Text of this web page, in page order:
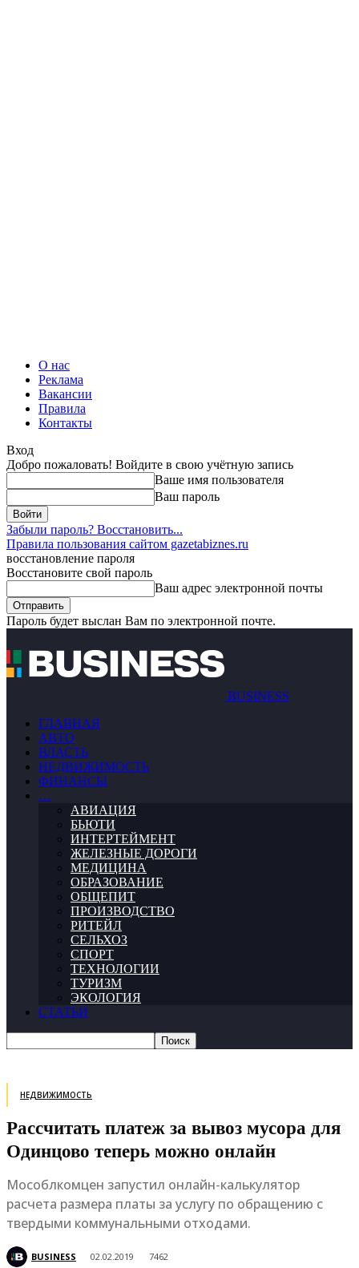
О нас
Реклама
Вакансии
Правила
Контакты
Вход
Добро пожаловать! Войдите в свою учётную запись
Ваше имя пользователя
Ваш пароль
Забыли пароль? Восстановить...
Правила пользования сайтом gazetabiznes.ru
восстановление пароля
Восстановите свой пароль
Ваш адрес электронной почты
Пароль будет выслан Вам по электронной почте.
BUSINESS
ГЛАВНАЯ
АВТО
ВЛАСТЬ
НЕДВИЖИМОСТЬ
ФИНАНСЫ
…
АВИАЦИЯ
БЬЮТИ
ИНТЕРТЕЙМЕНТ
ЖЕЛЕЗНЫЕ ДОРОГИ
МЕДИЦИНА
ОБРАЗОВАНИЕ
ОБЩЕПИТ
ПРОИЗВОДСТВО
РИТЕЙЛ
СЕЛЬХОЗ
СПОРТ
ТЕХНОЛОГИИ
ТУРИЗМ
ЭКОЛОГИЯ
СТАТЬИ
НЕДВИЖИМОСТЬ
Рассчитать платеж за вывоз мусора для
Одинцово теперь можно онлайн
Мособлкомцен запустил онлайн-калькулятор
расчета размера платы за услугу по обращению с
твердыми коммунальными отходами.
BUSINESS 02.02.2019 7462